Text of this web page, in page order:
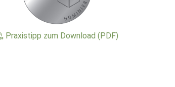
Praxistipp zum Download (PDF)